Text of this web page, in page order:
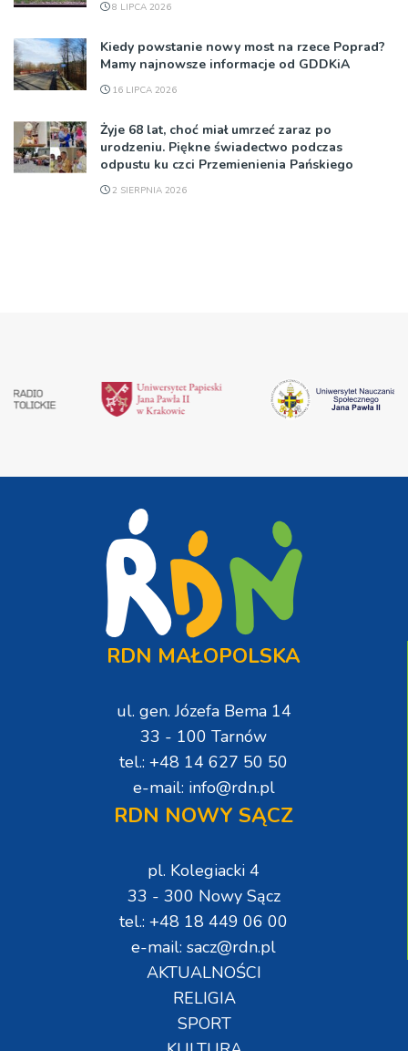
8 LIPCA 2026
Kiedy powstanie nowy most na rzece Poprad?
Mamy najnowsze informacje od GDDKiA
16 LIPCA 2026
Żyje 68 lat, choć miał umrzeć zaraz po
urodzeniu. Piękne świadectwo podczas
odpustu ku czci Przemienienia Pańskiego
2 SIERPNIA 2026
RDN MAŁOPOLSKA
ul. gen. Józefa Bema 14
33 - 100 Tarnów
tel.: +48 14 627 50 50
e-mail: info@rdn.pl
RDN NOWY SĄCZ
pl. Kolegiacki 4
33 - 300 Nowy Sącz
tel.: +48 18 449 06 00
e-mail: sacz@rdn.pl
AKTUALNOŚCI
RELIGIA
SPORT